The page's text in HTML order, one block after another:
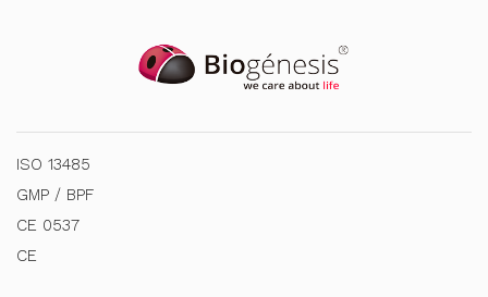
ISO 13485
GMP / BPF
CE 0537
CE